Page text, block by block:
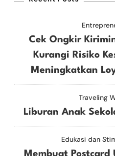
Cek Ongkir
Kurangi Risiko
Meningkatkan
Traveling
Liburan Anak
Edukasi dan